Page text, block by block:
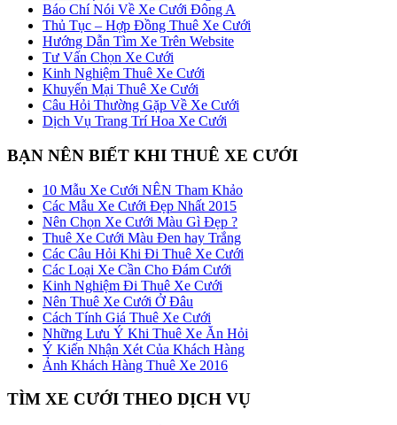
Báo Chí Nói Về Xe Cưới Đông A
Thủ Tục – Hợp Đồng Thuê Xe Cưới
Hướng Dẫn Tìm Xe Trên Website
Tư Vấn Chọn Xe Cưới
Kinh Nghiệm Thuê Xe Cưới
Khuyến Mại Thuê Xe Cưới
Câu Hỏi Thường Gặp Về Xe Cưới
Dịch Vụ Trang Trí Hoa Xe Cưới
BẠN NÊN BIẾT KHI THUÊ XE CƯỚI
10 Mẫu Xe Cưới NÊN Tham Khảo
Các Mẫu Xe Cưới Đẹp Nhất 2015
Nên Chọn Xe Cưới Màu Gì Đẹp ?
Thuê Xe Cưới Màu Đen hay Trắng
Các Câu Hỏi Khi Đi Thuê Xe Cưới
Các Loại Xe Cần Cho Đám Cưới
Kinh Nghiệm Đi Thuê Xe Cưới
Nên Thuê Xe Cưới Ở Đâu
Cách Tính Giá Thuê Xe Cưới
Những Lưu Ý Khi Thuê Xe Ăn Hỏi
Ý Kiến Nhận Xét Của Khách Hàng
Ảnh Khách Hàng Thuê Xe 2016
TÌM XE CƯỚI THEO DỊCH VỤ